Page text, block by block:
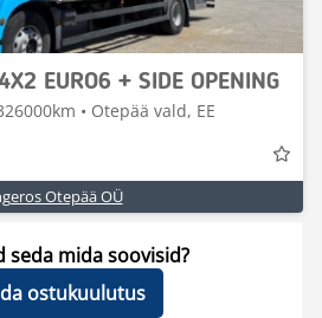
EURO6 + SIDE OPENING
• Otepää vald, EE
Otepää OÜ
seda mida soovisid?
ostukuulutus